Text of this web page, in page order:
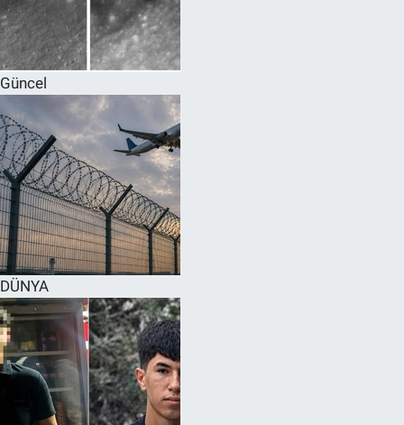
Güncel
DÜNYA